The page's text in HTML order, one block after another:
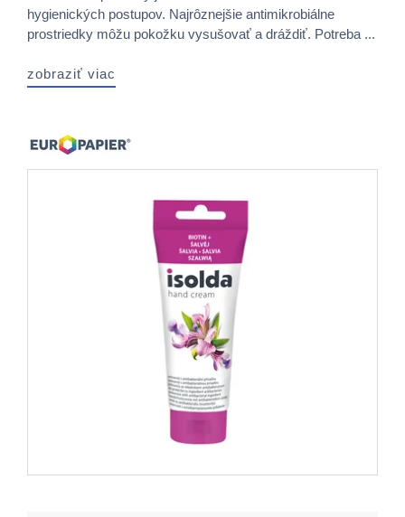
hygienických postupov. Najrôznejšie antimikrobiálne
prostriedky môžu pokožku vysušovať a dráždiť. Potreba ...
zobraziť viac